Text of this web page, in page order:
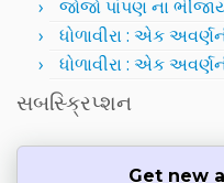
જોજો પાંપણ ના
ધોળાવીરા : એક
ધોળાવીરા : એક
સબસ્ક્રિપ્શન
Get new